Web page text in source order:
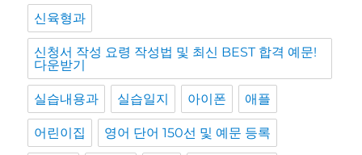
신육형과
신청서 작성 요령 작성법 및 최신 BEST 합격 예문!
다운받기
실습내용과 실습일지 아이폰 애플
어린이집 영어 단어 150선 및 예문 등록